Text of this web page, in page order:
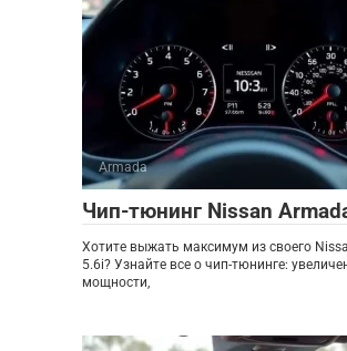
Armada
Чип-тюнинг Nissan
Хотите выжать максимум из своего
5.6i? Узнайте все о чип-тюнинге:
мощности,